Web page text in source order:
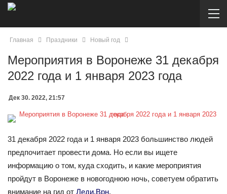
Главная Праздники Новый год
Мероприятия в Воронеже 31 декабря
2022 года и 1 января 2023 года
Дек 30. 2022, 21:57
31 декабря 2022 года и 1 января 2023 большинство людей
предпочитает провести дома. Но если вы ищете
информацию о том, куда сходить, и какие мероприятия
пройдут в Воронеже в новогоднюю ночь, советуем обратить
внимание на гид от Леди.Врн.